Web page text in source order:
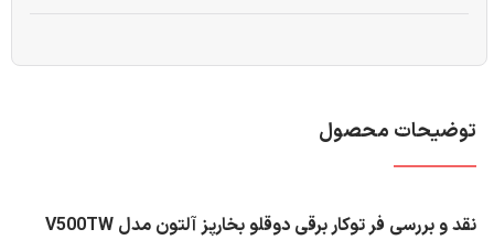
توضیحات محصول
نقد و بررسی فر توکار برقی دوقلو بخارپز آلتون مدل V500TW